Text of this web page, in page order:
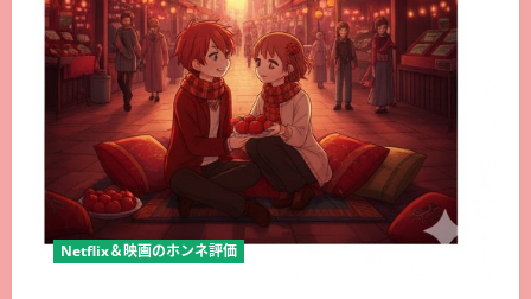
Netflix＆映画のホンネ評価